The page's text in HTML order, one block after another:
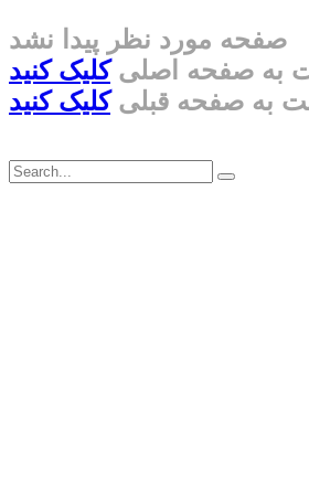
صفحه مورد نظر پیدا نشد
به صفحه اصلیکلیک کنید
به صفحه قبلیکلیک کنید